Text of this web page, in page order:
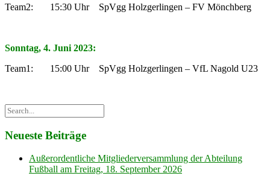
Team2: 15:30 Uhr SpVgg Holzgerlingen – FV Mönchberg
Sonntag, 4. Juni 2023:
Team1: 15:00 Uhr SpVgg Holzgerlingen – VfL Nagold U23
Neueste Beiträge
Außerordentliche Mitgliederversammlung der Abteilung
Fußball am Freitag, 18. September 2026